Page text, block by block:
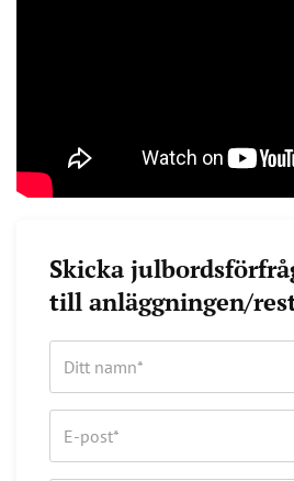
Skicka
till anläggningen/